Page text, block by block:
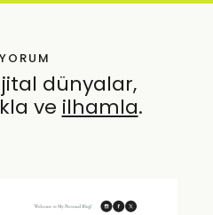
dünyalar,
veö.